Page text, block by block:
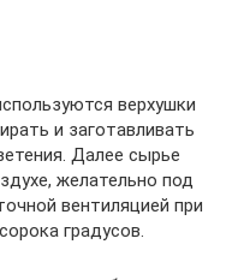
верхушки
и заготавливать
Далее сырье
желательно под
вентиляцией при
градусов.